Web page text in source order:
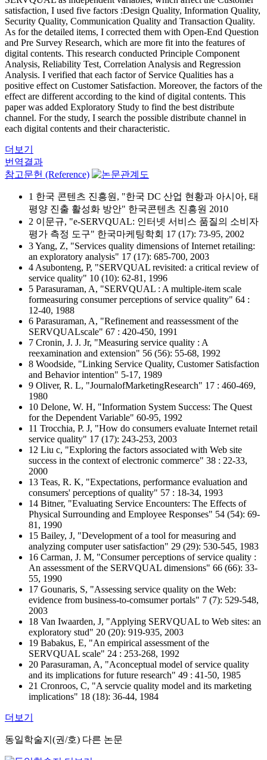
satisfaction, I used five factors :Design Quality, Information Quality,
Security Quality, Communication Quality and Transaction Quality.
As for the detailed items, I corrected them with Open-End Question
and Pre Survey Research, which are more fit into the features of
digital contents. This research conducted Principle Component
Analysis, Reliability Test, Correlation Analysis and Regression
Analysis. I verified that each factor of Service Qualities has a
positive effect on Customer Satisfaction. Moreover, the factors of the
effect are different according to the kind of digital contents. This
paper was added Exploratory Study to find the best distribute
channel. For the study, I search the possible distribute channel in
each digital contents and their characteristic.
더보기
번역결과
참고문헌 (Reference)
1 한국 콘텐츠 진흥원, "한국 DC 산업 현황과 아시아, 태
평양 진출 활성화 방안" 한국콘텐츠 진흥원 2010
2 이문규, "e-SERVQUAL: 인터넷 서비스 품질의 소비자
평가 측정 도구" 한국마케팅학회 17 (17): 73-95, 2002
3 Yang, Z, "Services quality dimensions of Internet retailing:
an exploratory analysis" 17 (17): 685-700, 2003
4 Asubonteng, P, "SERVQUAL revisited: a critical review of
service quality" 10 (10): 62-81, 1996
5 Parasuraman, A, "SERVQUAL : A multiple-item scale
formeasuring consumer perceptions of service quality" 64 :
12-40, 1988
6 Parasuraman, A, "Refinement and reassessment of the
SERVQUALscale" 67 : 420-450, 1991
7 Cronin, J. J. Jr, "Measuring service quality : A
reexamination and extension" 56 (56): 55-68, 1992
8 Woodside, "Linking Service Quality, Customer Satisfaction
and Behavior intention" 5-17, 1989
9 Oliver, R. L, "JournalofMarketingResearch" 17 : 460-469,
1980
10 Delone, W. H, "Information System Success: The Quest
for the Dependent Variable" 60-95, 1992
11 Trocchia, P. J, "How do consumers evaluate Internet retail
service quality" 17 (17): 243-253, 2003
12 Liu c, "Exploring the factors associated with Web site
success in the context of electronic commerce" 38 : 22-33,
2000
13 Teas, R. K, "Expectations, performance evaluation and
consumers' perceptions of quality" 57 : 18-34, 1993
14 Bitner, "Evaluating Service Encounters: The Effects of
Physical Surrounding and Employee Responses" 54 (54): 69-
81, 1990
15 Bailey, J, "Development of a tool for measuring and
analyzing computer user satisfaction" 29 (29): 530-545, 1983
16 Carman, J. M, "Consumer perceptions of service quality :
An assessment of the SERVQUAL dimensions" 66 (66): 33-
55, 1990
17 Gounaris, S, "Assessing service quality on the Web:
evidence from business-to-comsumer portals" 7 (7): 529-548,
2003
18 Van Iwaarden, J, "Applying SERVQUAL to Web sites: an
exploratory stud" 20 (20): 919-935, 2003
19 Babakus, E, "An empirical assessment of the
SERVQUAL scale" 24 : 253-268, 1992
20 Parasuraman, A, "Aconceptual model of service quality
and its implications for future research" 49 : 41-50, 1985
21 Cronroos, C, "A servcie quality model and its marketing
implications" 18 (18): 36-44, 1984
더보기
동일학술지(권/호) 다른 논문